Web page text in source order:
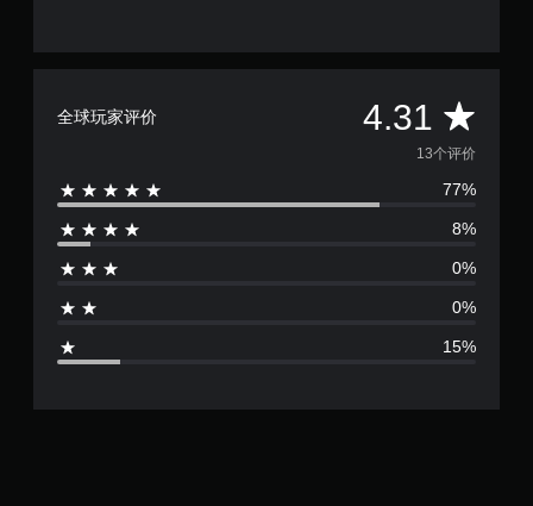
全球玩家评价 4.31 平
均
评
价
1
13个评价
77%
8%
0%
0%
15%